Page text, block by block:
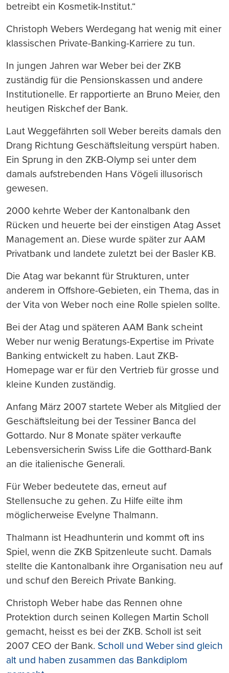
betreibt ein Kosmetik-Institut.“
Christoph Webers Werdegang hat wenig mit einer
klassischen Private-Banking-Karriere zu tun.
In jungen Jahren war Weber bei der ZKB
zuständig für die Pensionskassen und andere
Institutionelle. Er rapportierte an Bruno Meier, den
heutigen Riskchef der Bank.
Laut Weggefährten soll Weber bereits damals den
Drang Richtung Geschäftsleitung verspürt haben.
Ein Sprung in den ZKB-Olymp sei unter dem
damals aufstrebenden Hans Vögeli illusorisch
gewesen.
2000 kehrte Weber der Kantonalbank den
Rücken und heuerte bei der einstigen Atag Asset
Management an. Diese wurde später zur AAM
Privatbank und landete zuletzt bei der Basler KB.
Die Atag war bekannt für Strukturen, unter
anderem in Offshore-Gebieten, ein Thema, das in
der Vita von Weber noch eine Rolle spielen sollte.
Bei der Atag und späteren AAM Bank scheint
Weber nur wenig Beratungs-Expertise im Private
Banking entwickelt zu haben. Laut ZKB-
Homepage war er für den Vertrieb für grosse und
kleine Kunden zuständig.
Anfang März 2007 startete Weber als Mitglied der
Geschäftsleitung bei der Tessiner Banca del
Gottardo. Nur 8 Monate später verkaufte
Lebensversicherin Swiss Life die Gotthard-Bank
an die italienische Generali.
Für Weber bedeutete das, erneut auf
Stellensuche zu gehen. Zu Hilfe eilte ihm
möglicherweise Evelyne Thalmann.
Thalmann ist Headhunterin und kommt oft ins
Spiel, wenn die ZKB Spitzenleute sucht. Damals
stellte die Kantonalbank ihre Organisation neu auf
und schuf den Bereich Private Banking.
Christoph Weber habe das Rennen ohne
Protektion durch seinen Kollegen Martin Scholl
gemacht, heisst es bei der ZKB. Scholl ist seit
2007 CEO der Bank. Scholl und Weber sind gleich
alt und haben zusammen das Bankdiplom